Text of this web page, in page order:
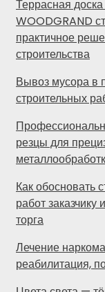
Террасная
WOODGRAND
практичное
строительства
Вывоз мусора в
строительных
резцы для
Как обосновать
работ заказчику
торга
Лечение
реабилитация,